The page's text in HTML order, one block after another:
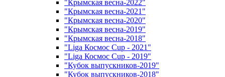
"Крымская весна-2022"
"Крымская весна-2021"
"Крымская весна-2020"
"Крымская весна-2019"
"Крымская весна-2018"
"Liga Космос Cup - 2021"
"Liga Космос Cup - 2019"
"Кубок выпускников-2019"
"Кубок выпускников-2018"